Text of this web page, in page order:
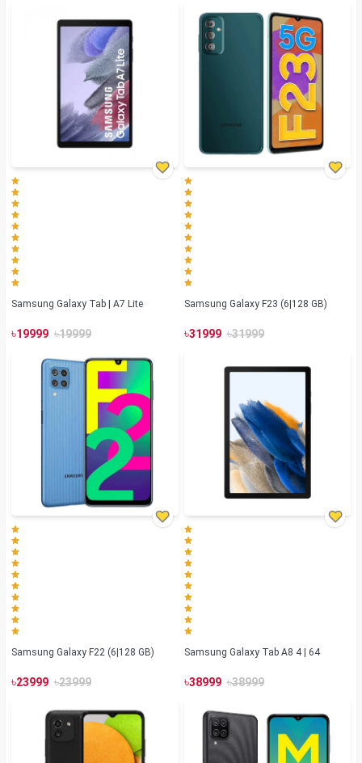
Samsung Galaxy Tab | A7 Lite
৳19999 ৳19999
Samsung Galaxy F23 (6|128 GB)
৳31999 ৳31999
Samsung Galaxy F22 (6|128 GB)
৳23999 ৳23999
Samsung Galaxy Tab A8 4 | 64
৳38999 ৳38999